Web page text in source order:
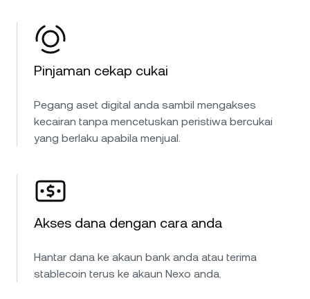
Pinjaman cekap cukai
Pegang aset digital anda sambil mengakses
kecairan tanpa mencetuskan peristiwa bercukai
yang berlaku apabila menjual.
Akses dana dengan cara anda
Hantar dana ke akaun bank anda atau terima
stablecoin terus ke akaun Nexo anda.